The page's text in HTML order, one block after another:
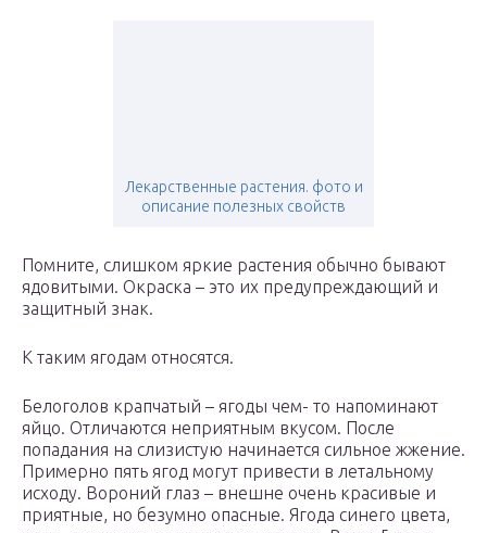
Лекарственные растения. фото и
описание полезных свойств
Помните, слишком яркие растения обычно бывают
ядовитыми. Окраска – это их предупреждающий и
защитный знак.
К таким ягодам относятся.
Белоголов крапчатый – ягоды чем- то напоминают
яйцо. Отличаются неприятным вкусом. После
попадания на слизистую начинается сильное жжение.
Примерно пять ягод могут привести в летальному
исходу. Вороний глаз – внешне очень красивые и
приятные, но безумно опасные. Ягода синего цвета,